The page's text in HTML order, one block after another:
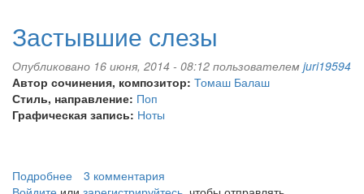
Застывшие слезы
Опубликовано 16 июня, 2014 - 08:12 пользователем juri19594
Автор сочинения, композитор: Томаш Балаш
Стиль, направление: Поп
Графическая запись: Ноты
Подробнее
3 комментария